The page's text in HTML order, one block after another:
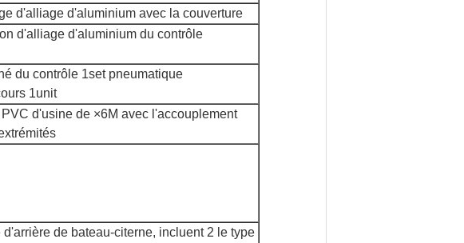
d'alliage d'aluminium avec la couverture
d'alliage d'aluminium du contrôle
du contrôle 1set pneumatique
1unit
d'usine de ×6M avec l'accouplement
de bateau-citerne, incluent 2 le type